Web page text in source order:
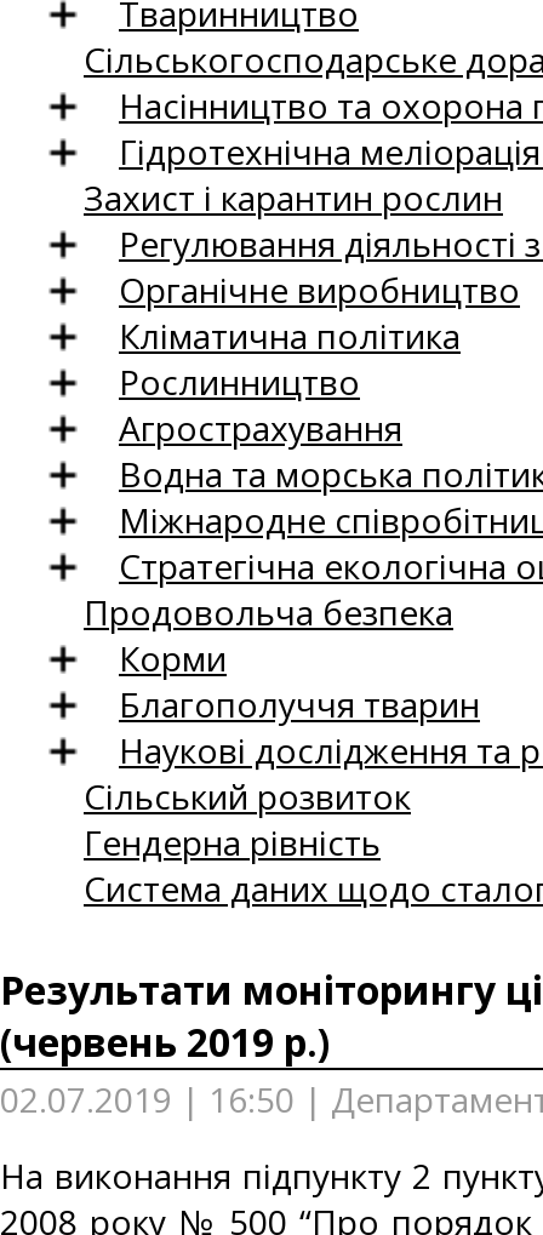
Тваринництво
Сільськогосподарське
Насінництво та
Гідротехнічна
Захист і карантин рослин
Регулювання
Органічне виробництво
Кліматична політика
Рослинництво
Агрострахування
Водна та морська
Міжнародне
Стратегічна екологічна
Продовольча безпека
Корми
Благополуччя тварин
Наукові дослідження та
Сільський розвиток
Гендерна рівність
Система даних щодо
Результати моніторингу
(червень 2019 р.)
02.07.2019 | 16:50 |
На виконання підпункту 2
2008 року № 500 “Про порядок